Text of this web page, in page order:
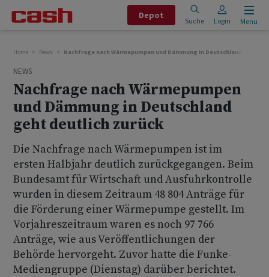
Depot
Suche Login Menu
Home News Nachfrage nach Wärmepumpen und Dämmung in Deutschland geht
NEWS
Nachfrage nach Wärmepumpen
und Dämmung in Deutschland
geht deutlich zurück
Die Nachfrage nach Wärmepumpen ist im
ersten Halbjahr deutlich zurückgegangen. Beim
Bundesamt für Wirtschaft und Ausfuhrkontrolle
wurden in diesem Zeitraum 48 804 Anträge für
die Förderung einer Wärmepumpe gestellt. Im
Vorjahreszeitraum waren es noch 97 766
Anträge, wie aus Veröffentlichungen der
Behörde hervorgeht. Zuvor hatte die Funke-
Mediengruppe (Dienstag) darüber berichtet.